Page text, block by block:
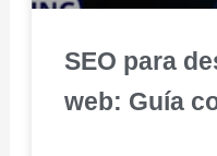
SEO para
web: Guía